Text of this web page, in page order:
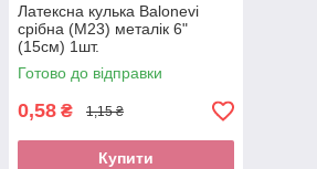
Латексна кулька Balonevi
срібна (М23) металік 6"
(15см) 1шт.
Готово до відправки
0,58 ₴ 1,15 ₴
Купити